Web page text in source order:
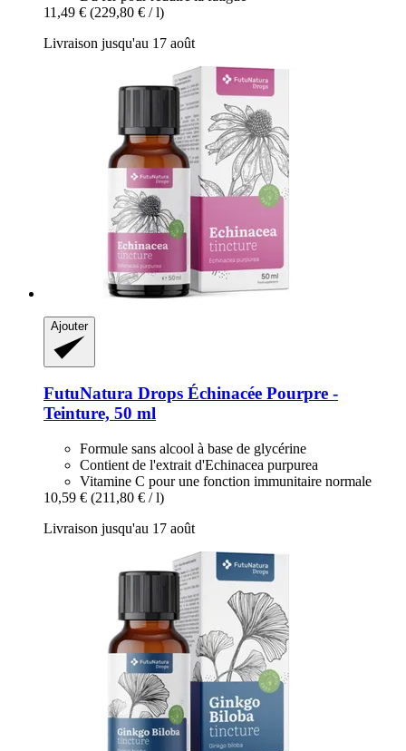
11,49 € (229,80 € / l)
Livraison jusqu'au 17 août
Ajouter
FutuNatura Drops Échinacée Pourpre -​
Teinture, 50 ml
Formule sans alcool à base de glycérine
Contient de l'extrait d'Echinacea purpurea
Vitamine C pour une fonction immunitaire normale
10,59 € (211,80 € / l)
Livraison jusqu'au 17 août